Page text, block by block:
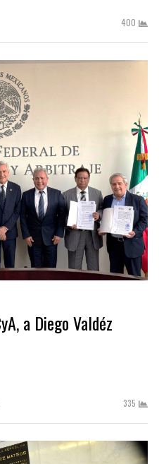
400
a Diego Valdéz
335